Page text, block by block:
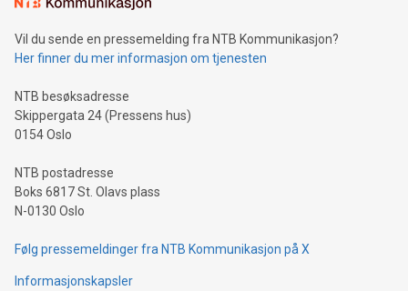
Vil du sende en pressemelding fra NTB Kommunikasjon?
Her finner du mer informasjon om tjenesten
NTB besøksadresse
Skippergata 24 (Pressens hus)
0154 Oslo
NTB postadresse
Boks 6817 St. Olavs plass
N-0130 Oslo
Følg pressemeldinger fra NTB Kommunikasjon på X
Informasjonskapsler